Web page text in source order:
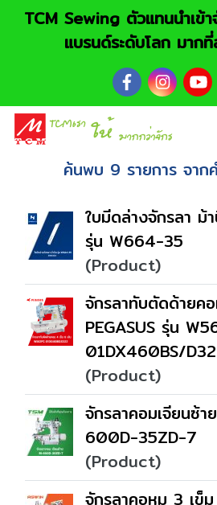
TCM Sewing ตัวแทนนำเข้
แบรนด์ระดับโลก มากที่
ค้นพบ 9 รายการ จาก
ใบมีดล่างจักรลา ม้
รุ่น W664-35
(Product)
จักรลาทับตัดด้ายค
PEGASUS รุ่น
01DX460BS/
(Product)
จักรลาคอมเจียนซ้
600D-35ZD-7
(Product)
จักรลาคอหมู 3 เข็